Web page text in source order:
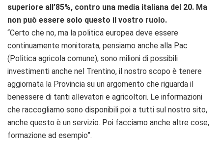
superiore all’85%, contro una media italiana del 20. Ma
non può essere solo questo il vostro ruolo.
“Certo che no, ma la politica europea deve essere
continuamente monitorata, pensiamo anche alla Pac
(Politica agricola comune), sono milioni di possibili
investimenti anche nel Trentino, il nostro scopo è tenere
aggiornata la Provincia su un argomento che riguarda il
benessere di tanti allevatori e agricoltori. Le informazioni
che raccogliamo sono disponibili poi a tutti sul nostro sito,
anche questo è un servizio. Poi facciamo anche altre cose,
formazione ad esempio”.